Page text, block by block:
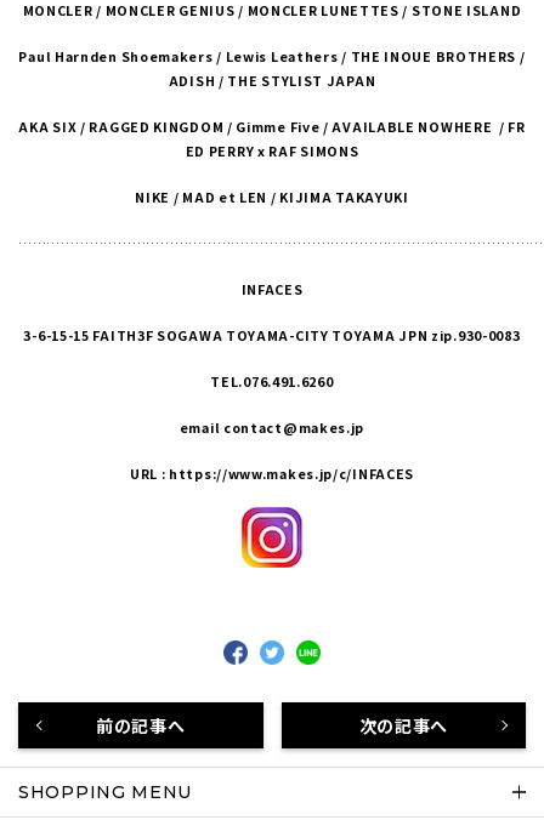
MONCLER / MONCLER GENIUS / MONCLER LUNETTES / STONE ISLAND
Paul Harnden Shoemakers / Lewis Leathers / THE INOUE BROTHERS /
ADISH / THE STYLIST JAPAN
AKA SIX / RAGGED KINGDOM / Gimme Five / AVAILABLE NOWHERE / FR
ED PERRY x RAF SIMONS
NIKE / MAD et LEN / KIJIMA TAKAYUKI
INFACES
3-6-15-15 FAITH3F SOGAWA TOYAMA-CITY TOYAMA JPN zip.930-0083
TEL.076.491.6260
email contact@makes.jp
URL : https://www.makes.jp/c/INFACES
前の記事へ 次の記事へ
SHOPPING MENU